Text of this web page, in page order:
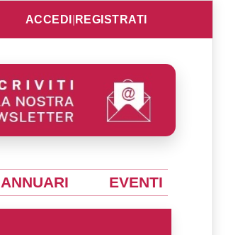
ACCEDI REGISTRATI
ANNUARI EVENTI